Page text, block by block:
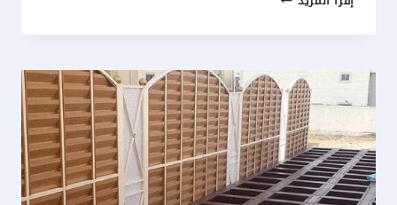
الاحساء
ت:
0537577717
سواتر
ليزر